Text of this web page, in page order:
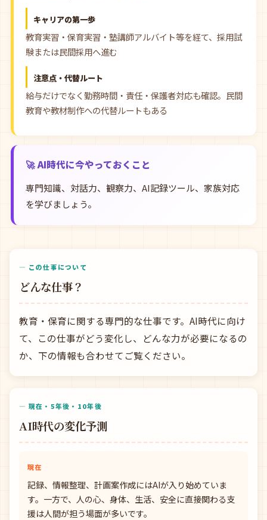
キャリアの第一歩
教育実習・保育実習・塾講師アルバイト等を経て、採用試
験または民間採用へ進む
注意点・代替ルート
給与だけでなく勤務時間・責任・保護者対応も確認。民間
教育や教材制作への代替ルートもある
🚀 AI時代に今やっておくこと
専門知識、対話力、観察力、AI記録ツール、家族対応
を学びましょう。
— この仕事について
どんな仕事？
教育・保育に関する専門的な仕事です。AI時代に向け
て、この仕事がどう変化し、どんな力が必要になるの
か、下の情報も合わせてご覧ください。
— 現在・5年後・10年後
AI時代の変化予測
現在
記録、情報整理、計画案作成にはAIが入り始めていま
す。一方で、人の心、身体、生活、安全に直接関わる支
援は人間が担う場面が多いです。